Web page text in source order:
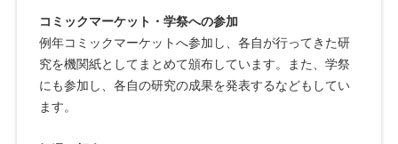
コミックマーケット・学祭への参加
例年コミックマーケットへ参加し、各自が行ってきた研
究を機関紙としてまとめて頒布しています。また、学祭
にも参加し、各自の研究の成果を発表するなどもしてい
ます。